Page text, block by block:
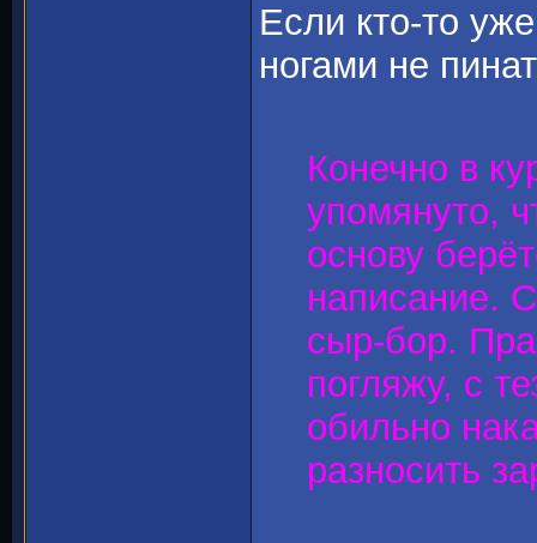
Если кто-то
ногами не
Конечно в
упомянуто,
основу
написание.
сыр-бор.
погляжу, с
обильно
разносить